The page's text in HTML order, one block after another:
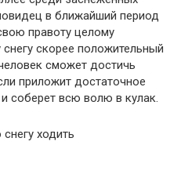
в ближайший период
правоту целому
скорее положительный
сможет достичь
приложит достаточное
соберет всю волю в кулак.